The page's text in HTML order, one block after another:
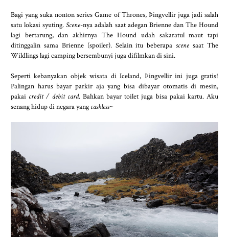
Bagi yang suka nonton series Game of Thrones, Þingvellir juga jadi salah
satu lokasi syuting.Scene-nya adalah saat adegan Brienne dan The Hound
lagi bertarung, dan akhirnya The Hound udah sakaratul maut tapi
ditinggalin sama Brienne (spoiler). Selain itu beberapascene saat The
Wildlings lagi camping bersembunyi juga difilmkan di sini.
Seperti kebanyakan objek wisata di Iceland, Þingvellir ini juga gratis!
Palingan harus bayar parkir aja yang bisa dibayar otomatis di mesin,
pakai credit / debit card. Bahkan bayar toilet juga bisa pakai kartu. Aku
senang hidup di negara yang cashless~